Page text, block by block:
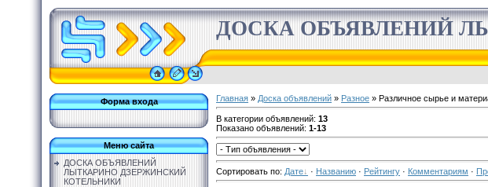
ДОСКА ОБЪЯВЛЕНИЙ
Форма входа
Меню сайта
ДОСКА ОБЪЯВЛЕНИЙ
ЛЫТКАРИНО ДЗЕРЖИНСКИЙ
КОТЕЛЬНИКИ
Главная » Доска объявлений » Разное » Различное сырье и
В категории объявлений: 13
Показано объявлений: 1-13
Сортировать по: Дате · Названию · Рейтингу · Комментариям ·